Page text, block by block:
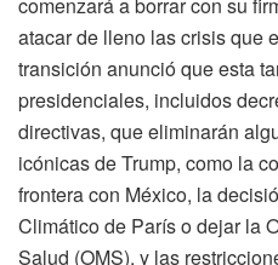
atacar de lleno las crisis que
transición anunció que esta
presidenciales, incluidos
directivas, que eliminarán
icónicas de Trump, como la
frontera con México, la
Climático de París o dejar la
Salud (OMS), y las